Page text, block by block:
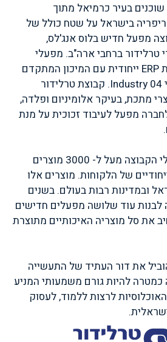
בעיר כרמיאל מתוך
בישראל על שטח כולל של
מפעל חדיש בלוס אנג'לס,
טרלידור ברחבי ארה"ב. מפעלי
הקבוצה מנוהלים בשיטת ERP ייחודית עם המיכון המתקדם
ביותר בהתאם למאפייני Industry 04. קבוצת טרלידור
מתכת, בעיקר אלומיניום ופלדה,
מפעל לעיבוד זכוכית על מנת
בכל יום מיוצרים במפעלי הקבוצה מעל ל- 3000 מוצרים
של הלקוחות. מוצרים אלו
ובמדינות רבות בעולם. בשנים
לבנות עוד שלושה מפעלים חדישים
את סל מוצריה האיכותיים מתוצרת
את דור העתיד של התעשייה
להיות גורם משמעותי המניע
לרצות ללמוד, לעסוק